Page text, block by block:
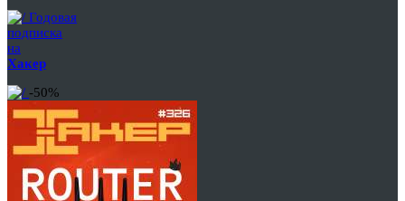
Годовая
подписка
на
Хакер
-50%